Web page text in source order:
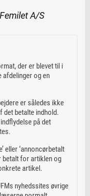
A/S
der er blevet til i
afdelinger og en
er således ikke
det betalte indhold.
på det
eller ‘annoncørbetalt
betalt for artiklen og
artikel.
nyhedssites øvrige